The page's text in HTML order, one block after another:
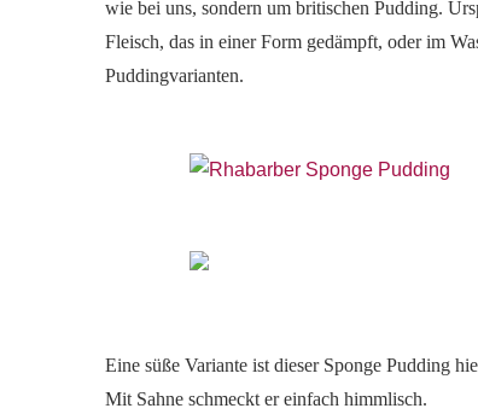
wie bei uns, sondern um britischen Pudding.
Fleisch, das in einer Form gedämpft, oder im
Puddingvarianten.
Eine süße Variante ist dieser Sponge Pudding
Mit Sahne schmeckt er einfach himmlisch.